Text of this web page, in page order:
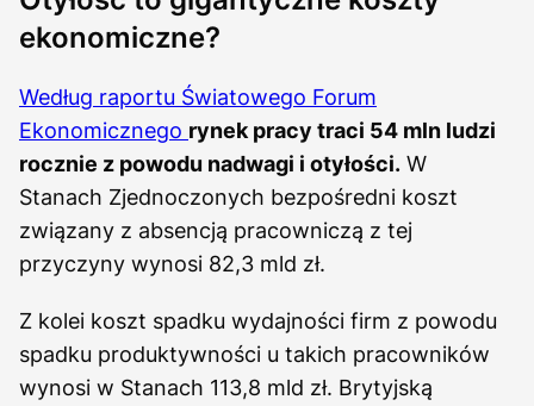
ekonomiczne?
Według raportu Światowego Forum
Ekonomicznego rynek pracy traci 54 mln ludzi
rocznie z powodu nadwagi i otyłości. W
Stanach Zjednoczonych bezpośredni koszt
związany z absencją pracowniczą z tej
przyczyny wynosi 82,3 mld zł.
Z kolei koszt spadku wydajności firm z powodu
spadku produktywności u takich pracowników
wynosi w Stanach 113,8 mld zł. Brytyjską